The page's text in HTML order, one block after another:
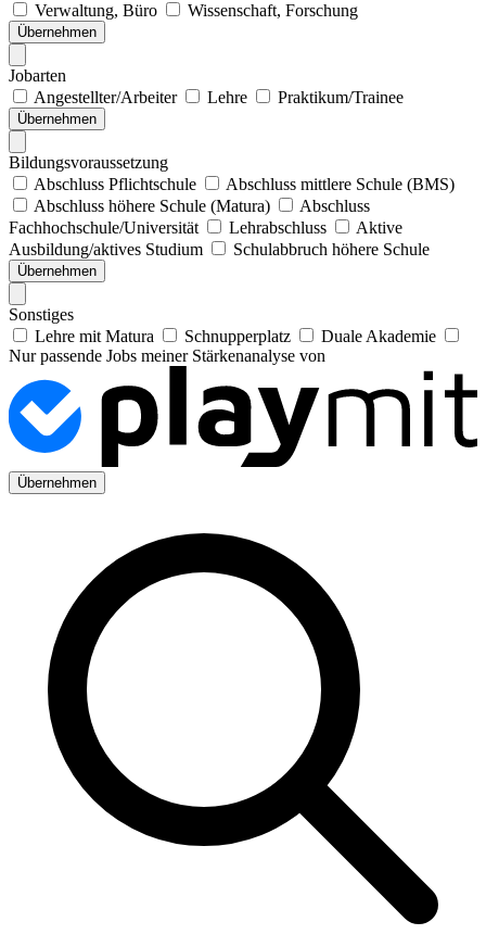
Verwaltung, Büro
Wissenschaft, Forschung
Übernehmen
Jobarten
Angestellter/Arbeiter
Lehre Praktikum/Trainee
Übernehmen
Bildungsvoraussetzung
Abschluss Pflichtschule
Abschluss mittlere Schule (BMS)
Abschluss höhere Schule (Matura)
Abschluss
Fachhochschule/Universität
Lehrabschluss
Aktive
Ausbildung/aktives Studium
Schulabbruch höhere Schule
Übernehmen
Sonstiges
Lehre mit Matura
Schnupperplatz
Duale Akademie
Nur passende Jobs meiner Stärkenanalyse von
Übernehmen